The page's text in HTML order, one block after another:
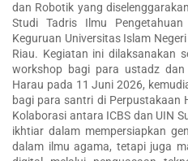
dan Robotik yang
Studi Tadris Ilmu
Keguruan Universitas Islam
Riau. Kegiatan ini dilaksanakan
workshop bagi para ustadz
Harau pada 11 Juni 2026,
bagi para santri di Perpustakaan
Kolaborasi antara ICBS dan UIN
ikhtiar dalam mempersiapkan
dalam ilmu agama, tetapi juga